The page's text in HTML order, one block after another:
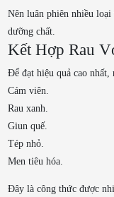
Nên luân phiên nhiều
dưỡng chất.
Kết Hợp Rau
Để đạt hiệu quả cao
Cám viên.
Rau xanh.
Giun quế.
Tép nhỏ.
Men tiêu hóa.
Đây là công thức được